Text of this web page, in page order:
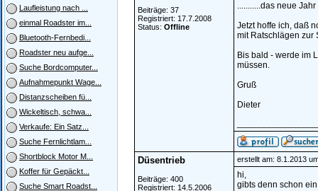
Laufleistung nach ...
einmal Roadster im...
Bluetooth-Fernbedi...
Roadster neu aufge...
Suche Bordcomputer...
Aufnahmepunkt Wage...
Distanzscheiben fü...
Wickeltisch, schwa...
Verkaufe: Ein Satz...
Suche Fernlichtlam...
Shortblock Motor M...
Koffer für Gepäckt...
Suche Smart Roadst...
Beiträge: 37
Registriert: 17.7.2008
Status: Offline
...........das neue
Jetzt hoffe ich, daß
mit Ratschlägen zur
Bis bald - werde im
müssen.
Gruß
Dieter
Düsentrieb
Beiträge: 400
Registriert: 14.5.2006
erstellt am: 8.1.2013
hi,
gibts denn schon